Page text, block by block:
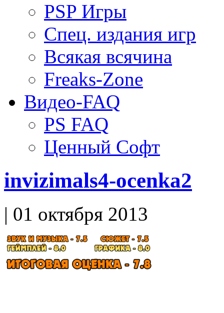
PSP Игры
Спец. издания игр
Всякая всячина
Freaks-Zone
Видео-FAQ
PS FAQ
Ценный Софт
invizimals4-ocenka2
| 01 октября 2013